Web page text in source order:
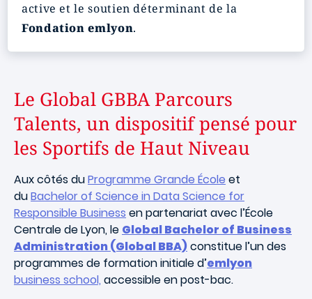
active et le soutien déterminant de la
Fondation emlyon.
Le Global GBBA Parcours
Talents, un dispositif pensé pour
les Sportifs de Haut Niveau
Aux côtés duProgramme Grande École et
duBachelor of Science in Data Science for
Responsible Business en partenariat avec l’École
Centrale de Lyon, le Global Bachelor of Business
Administration (Global BBA)constitue l’un des
programmes de formation initiale d’emlyon
business school, accessible en post-bac.